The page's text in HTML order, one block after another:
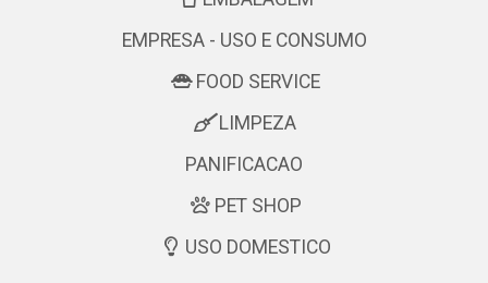
EMPRESA - USO E CONSUMO
FOOD SERVICE
LIMPEZA
PANIFICACAO
PET SHOP
USO DOMESTICO